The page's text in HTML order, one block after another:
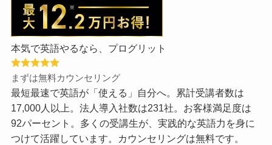
本気で英語やるなら、プログリット
まずは無料カウンセリング
最短最速で英語が「使える」自分へ。累計受講者数は
17,000人以上。法人導入社数は231社。お客様満足度は
92パーセント。多くの受講生が、実践的な英語力を身に
つけて活躍しています。カウンセリングは無料です。